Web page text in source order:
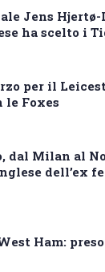
Jens Hjertø-
ha scelto i
per il
le Foxes
dal Milan al
dell’ex
Ham: